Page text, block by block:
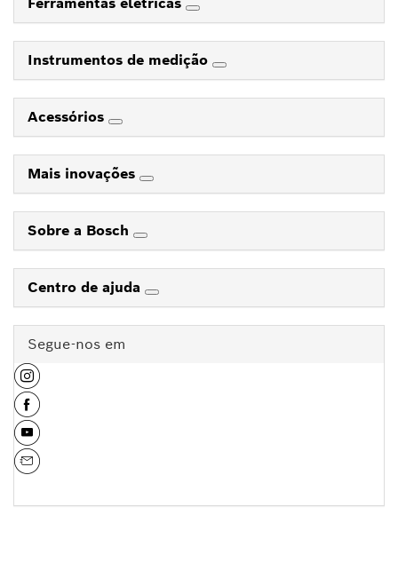
Instrumentos de medição
Acessórios
Mais inovações
Sobre a Bosch
Centro de ajuda
Segue-nos em